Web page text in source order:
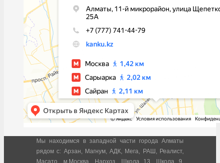
Мы находимся в западной части города Алматы
рядом с: Арзан, Магнум, АДК, Мега, РАШ, Реалист,
Масато, м.Москва, Нархоз, Школа 13, Школа 9,